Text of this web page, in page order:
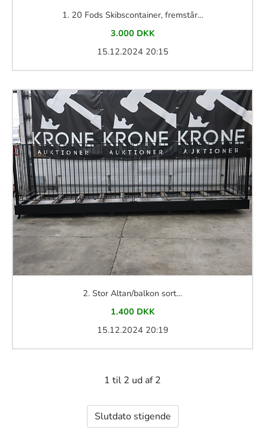
1.20 Fods Skibscontainer, fremstår…
3.000 DKK
15.12.2024 20:15
2. Stor Altan/balkon sort…
1.400 DKK
15.12.2024 20:19
1 til 2 ud af 2